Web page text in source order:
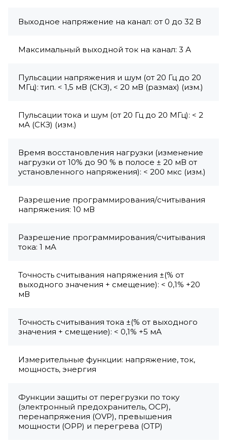
Выходное напряжение на канал: от 0 до 32 В
Максимальный выходной ток на канал: 3 А
Пульсации напряжения и шум (от 20 Гц до 20
МГц): тип. < 1,5 мВ (СКЗ), < 20 мВ (размах) (изм.)
Пульсации тока и шум (от 20 Гц до 20 МГц): < 2
мА (СКЗ) (изм.)
Время восстановления нагрузки (изменение
нагрузки от 10% до 90 % в полосе ± 20 мВ от
установленного напряжения): < 200 мкс (изм.)
Разрешение программирования/считывания
напряжения: 10 мВ
Разрешение программирования/считывания
тока: 1 мА
Точность считывания напряжения ±(% от
выходного значения + смещение): < 0,1% +20
мВ
Точность считывания тока ±(% от выходного
значения + смещение): < 0,1% +5 мА
Измерительные функции: напряжение, ток,
мощность, энергия
Функции защиты от перегрузки по току
(электронный предохранитель, OCP),
перенапряжения (OVP), превышения
мощности (OPP) и перегрева (OTP)